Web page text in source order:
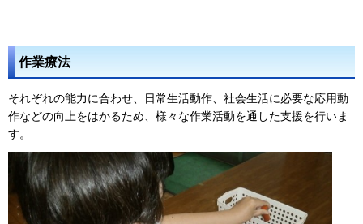
作業療法
それぞれの能力に合わせ、日常生活動作、社会生活に必要な応用動
作などの向上をはかるため、様々な作業活動を通した支援を行いま
す。